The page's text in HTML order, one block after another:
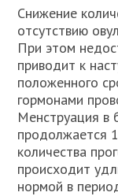
Снижение
отсутствию
При этом
приводит к
положенного
гормонами
Менструация в
продолжается
количества
происходит
нормой в